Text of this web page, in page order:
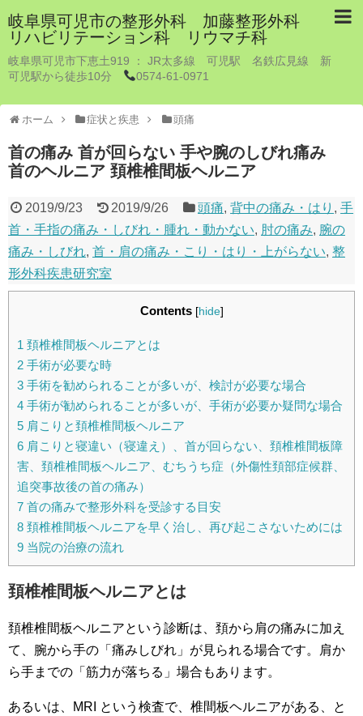
岐阜県可児市の整形外科 加藤整形外科
リハビリテーション科 リウマチ科
岐阜県可児市下恵土919 ： JR太多線 可児駅 名鉄広見線 新
可児駅から徒歩10分
0574-61-0971
ホーム 症状と疾患 頭痛
首の痛み 首が回らない 手や腕のしびれ痛み
首のヘルニア 頚椎椎間板ヘルニア
2019/9/23 2019/9/26 頭痛,背中の痛み・はり ,手
首・手指の痛み・しびれ・腫れ・動かない, 肘の痛み, 腕の
痛み・しびれ, 首・肩の痛み・こり・はり・上がらない, 整
形外科疾患研究室
Contents [hide]
1 頚椎椎間板ヘルニアとは
2 手術が必要な時
3 手術を勧められることが多いが、検討が必要な場合
4 手術が勧められることが多いが、手術が必要か疑問な場合
5 肩こりと頚椎椎間板ヘルニア
6 肩こりと寝違い（寝違え）、首が回らない、頚椎椎間板障
害、頚椎椎間板ヘルニア、むちうち症（外傷性頚部症候群、
追突事故後の首の痛み）
7 首の痛みで整形外科を受診する目安
8 頚椎椎間板ヘルニアを早く治し、再び起こさないためには
9 当院の治療の流れ
頚椎椎間板ヘルニアとは
頚椎椎間板ヘルニアという診断は、頚から肩の痛みに加え
て、腕から手の「痛みしびれ」が見られる場合です。肩か
ら手までの「筋力が落ちる」場合もあります。
あるいは、MRI という検査で、椎間板ヘルニアがある、と